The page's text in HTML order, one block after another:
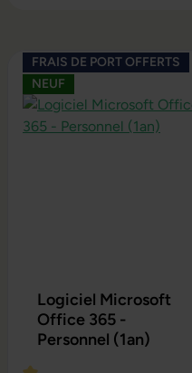
Ignorer la galerie de produits
FRAIS DE PORT OFFERTS
NEUF
Logiciel Microsoft
Office 365 -
Personnel (1an)